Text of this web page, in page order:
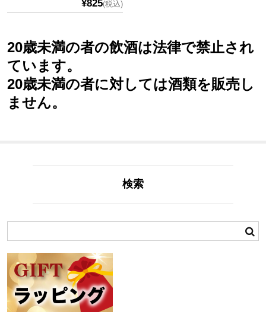
¥825(税込)
20歳未満の者の飲酒は法律で禁止され
ています。
20歳未満の者に対しては酒類を販売し
ません。
検索